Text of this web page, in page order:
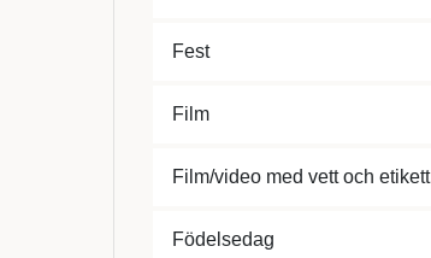
Fest
Film
Film/video med vett och etikett
Födelsedag